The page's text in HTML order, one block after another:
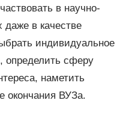
в научно-
даже в качестве
индивидуальное
определить сферу
наметить
окончания ВУЗа.